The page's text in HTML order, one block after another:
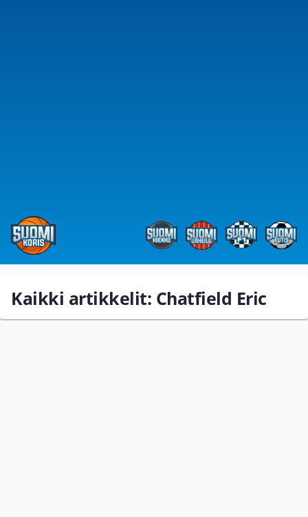
Kaikki artikkelit: Chatfield Eric